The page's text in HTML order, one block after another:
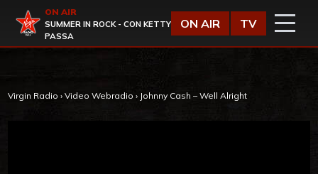
Virgin Radio
ON AIR
SUMMER IN ROCK - CON KETTY
PASSA
ON AIR TV
Virgin Radio › Video Webradio › Johnny Cash – Well Alright